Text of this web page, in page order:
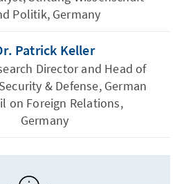
Politik, Germany
Patrick Keller
Director and Head of
& Defense, German
on Foreign Relations,
Germany